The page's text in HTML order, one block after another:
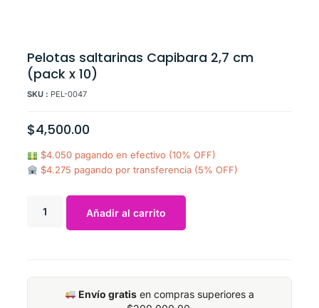
Pelotas saltarinas Capibara 2,7 cm
(pack x 10)
SKU : PEL-0047
$4,500.00
$4.050 pagando en efectivo (10% OFF)
$4.275 pagando por transferencia (5% OFF)
Añadir al carrito
Envío gratis en compras superiores a